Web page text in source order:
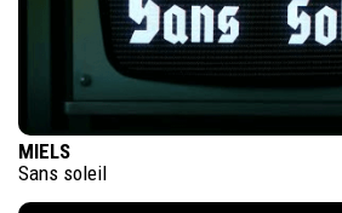
MIELS
Sans soleil